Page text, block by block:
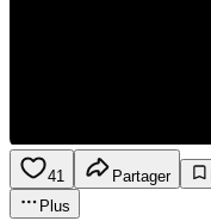
41 Partager
Plus